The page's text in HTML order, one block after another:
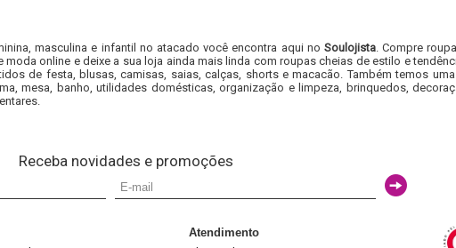
masculina e infantil no atacado você encontra aqui no Soulojista. Compre
moda online e deixe a sua loja ainda mais linda com roupas cheias de estilo e
de festa, blusas, camisas, saias, calças, shorts e macacão. Também temos
mesa, banho, utilidades domésticas, organização e limpeza, brinquedos,
Receba novidades e promoções
Atendimento